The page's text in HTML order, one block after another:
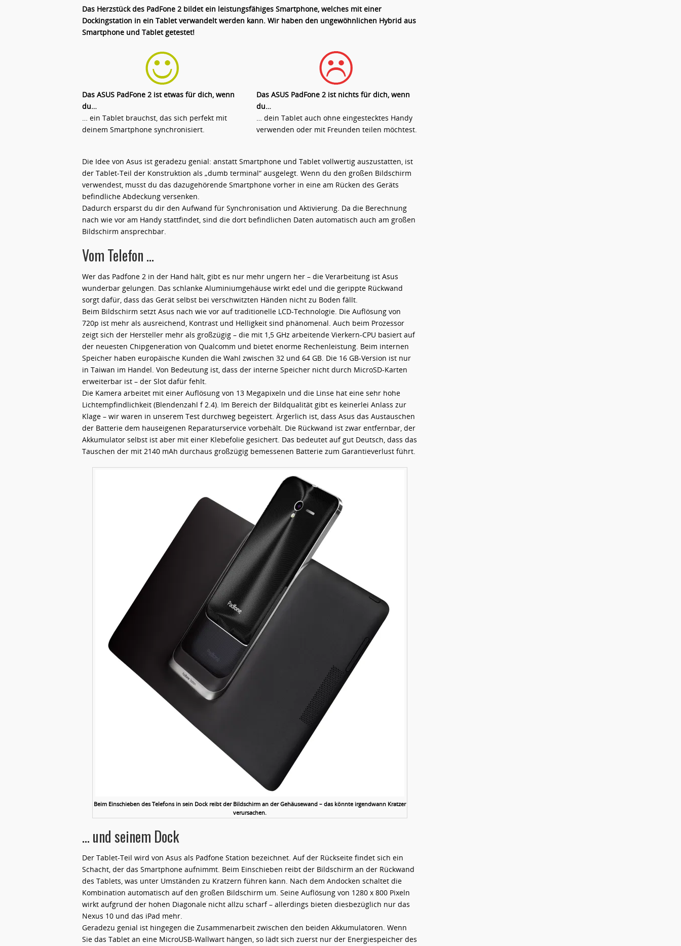
Das Herzstück des PadFone 2 bildet ein leistungsfähiges Smartphone, welches mit einer
Dockingstation in ein Tablet verwandelt werden kann. Wir haben den ungewöhnlichen Hybrid aus
Smartphone und Tablet getestet!
Das ASUS PadFone 2 ist etwas für dich, wenn
du…
… ein Tablet brauchst, das sich perfekt mit
deinem Smartphone synchronisiert.
Das ASUS PadFone 2 ist nichts für dich, wenn
du…
… dein Tablet auch ohne eingestecktes Handy
verwenden oder mit Freunden teilen möchtest.
Die Idee von Asus ist geradezu genial: anstatt Smartphone und Tablet vollwertig auszustatten, ist
der Tablet-Teil der Konstruktion als „dumb terminal“ ausgelegt. Wenn du den großen Bildschirm
verwendest, musst du das dazugehörende Smartphone vorher in eine am Rücken des Geräts
befindliche Abdeckung versenken.
Dadurch ersparst du dir den Aufwand für Synchronisation und Aktivierung. Da die Berechnung
nach wie vor am Handy stattfindet, sind die dort befindlichen Daten automatisch auch am großen
Bildschirm ansprechbar.
Vom Telefon …
Wer das Padfone 2 in der Hand hält, gibt es nur mehr ungern her – die Verarbeitung ist Asus
wunderbar gelungen. Das schlanke Aluminiumgehäuse wirkt edel und die gerippte Rückwand
sorgt dafür, dass das Gerät selbst bei verschwitzten Händen nicht zu Boden fällt.
Beim Bildschirm setzt Asus nach wie vor auf traditionelle LCD-Technologie. Die Auflösung von
720p ist mehr als ausreichend, Kontrast und Helligkeit sind phänomenal. Auch beim Prozessor
zeigt sich der Hersteller mehr als großzügig – die mit 1,5 GHz arbeitende Vierkern-CPU basiert auf
der neuesten Chipgeneration von Qualcomm und bietet enorme Rechenleistung. Beim internen
Speicher haben europäische Kunden die Wahl zwischen 32 und 64 GB. Die 16 GB-Version ist nur
in Taiwan im Handel. Von Bedeutung ist, dass der interne Speicher nicht durch MicroSD-Karten
erweiterbar ist – der Slot dafür fehlt.
Die Kamera arbeitet mit einer Auflösung von 13 Megapixeln und die Linse hat eine sehr hohe
Lichtempfindlichkeit (Blendenzahl f 2.4). Im Bereich der Bildqualität gibt es keinerlei Anlass zur
Klage – wir waren in unserem Test durchweg begeistert. Ärgerlich ist, dass Asus das Austauschen
der Batterie dem hauseigenen Reparaturservice vorbehält. Die Rückwand ist zwar entfernbar, der
Akkumulator selbst ist aber mit einer Klebefolie gesichert. Das bedeutet auf gut Deutsch, dass das
Tauschen der mit 2140 mAh durchaus großzügig bemessenen Batterie zum Garantieverlust führt.
Beim Einschieben des Telefons in sein Dock reibt der Bildschirm an der Gehäusewand – das könnte irgendwann Kratzer
verursachen.
… und seinem Dock
Der Tablet-Teil wird von Asus als Padfone Station bezeichnet. Auf der Rückseite findet sich ein
Schacht, der das Smartphone aufnimmt. Beim Einschieben reibt der Bildschirm an der Rückwand
des Tablets, was unter Umständen zu Kratzern führen kann. Nach dem Andocken schaltet die
Kombination automatisch auf den großen Bildschirm um. Seine Auflösung von 1280 x 800 Pixeln
wirkt aufgrund der hohen Diagonale nicht allzu scharf – allerdings bieten diesbezüglich nur das
Nexus 10 und das iPad mehr.
Geradezu genial ist hingegen die Zusammenarbeit zwischen den beiden Akkumulatoren. Wenn
Sie das Tablet an eine MicroUSB-Wallwart hängen, so lädt sich zuerst nur der Energiespeicher des